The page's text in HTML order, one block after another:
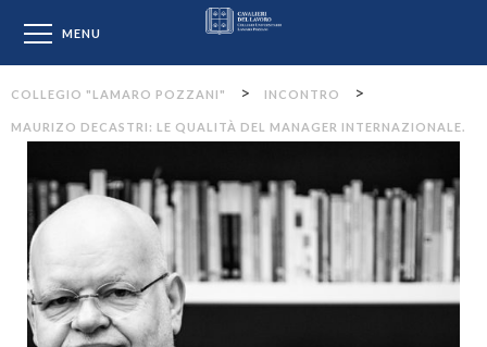
MENU
COLLEGIO "LAMARO POZZANI" > INCONTRO >
MAURIZO DECASTRI: LE QUALITÀ DEL MANAGER INTERNAZIONALE.